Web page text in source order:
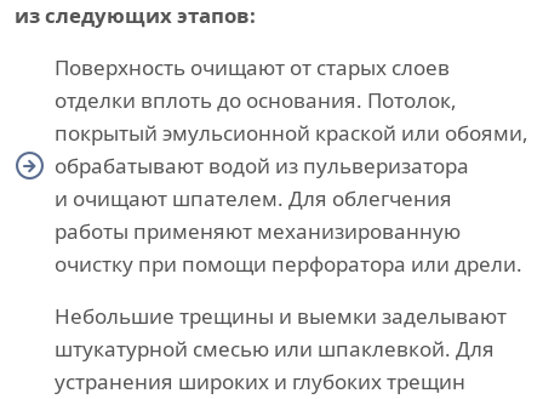
из следующих этапов:
Поверхность очищают от старых слоев
отделки вплоть до основания. Потолок,
покрытый эмульсионной краской или обоями,
обрабатывают водой из пульверизатора
и очищают шпателем. Для облегчения
работы применяют механизированную
очистку при помощи перфоратора или дрели.
Небольшие трещины и выемки заделывают
штукатурной смесью или шпаклевкой. Для
устранения широких и глубоких трещин